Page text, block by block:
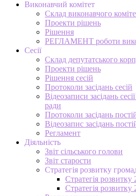
Виконавчий комітет
Склад виконавчого
Проекти рішень
Рішення
РЕГЛАМЕНТ роботи
Сесії
Склад депутатського
Проекти рішень
Рішення сесій
Протоколи засідань сесій
Відеозаписи засідань
ради
Протоколи засідань
Відеозапис засідань
Регламент
Діяльність
Звіт сільського голови
Звіт старости
Стратегія розвитку
Стратегія розвитку
Стратегія розвитку